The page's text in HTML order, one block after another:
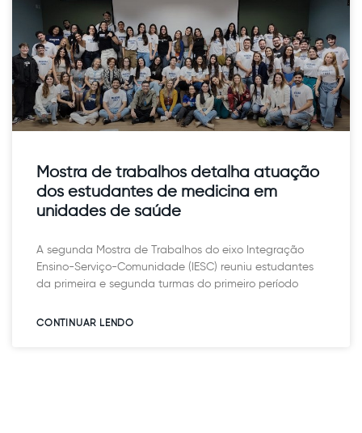
Mostra de trabalhos detalha atuação
dos estudantes de medicina em
unidades de saúde
A segunda Mostra de Trabalhos do eixo Integração
Ensino-Serviço-Comunidade (IESC) reuniu estudantes
da primeira e segunda turmas do primeiro período
CONTINUAR LENDO​